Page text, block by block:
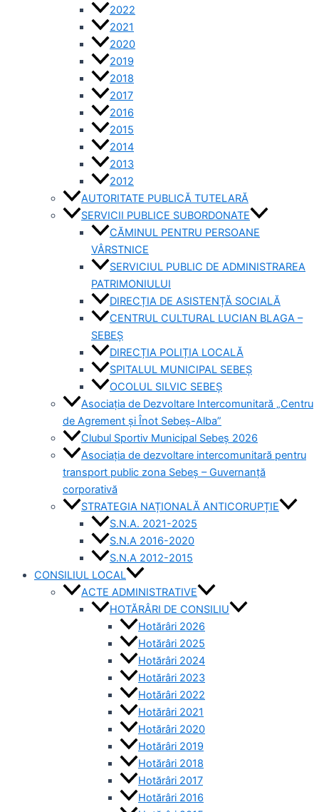
2022
2021
2020
2019
2018
2017
2016
2015
2014
2013
2012
AUTORITATE PUBLICĂ TUTELARĂ
SERVICII PUBLICE SUBORDONATE
CĂMINUL PENTRU PERSOANE
VÂRSTNICE
SERVICIUL PUBLIC DE ADMINISTRAREA
PATRIMONIULUI
DIRECȚIA DE ASISTENȚĂ SOCIALĂ
CENTRUL CULTURAL LUCIAN BLAGA –
SEBEȘ
DIRECȚIA POLIȚIA LOCALĂ
SPITALUL MUNICIPAL SEBEȘ
OCOLUL SILVIC SEBEȘ
Asociația de Dezvoltare Intercomunitară „Centru
de Agrement și Înot Sebeș-Alba”
Clubul Sportiv Municipal Sebeș 2026
Asociația de dezvoltare intercomunitară pentru
transport public zona Sebeș – Guvernanță
corporativă
STRATEGIA NAȚIONALĂ ANTICORUPȚIE
S.N.A. 2021-2025
S.N.A 2016-2020
S.N.A 2012-2015
CONSILIUL LOCAL
ACTE ADMINISTRATIVE
HOTĂRÂRI DE CONSILIU
Hotărâri 2026
Hotărâri 2025
Hotărâri 2024
Hotărâri 2023
Hotărâri 2022
Hotărâri 2021
Hotărâri 2020
Hotărâri 2019
Hotărâri 2018
Hotărâri 2017
Hotărâri 2016